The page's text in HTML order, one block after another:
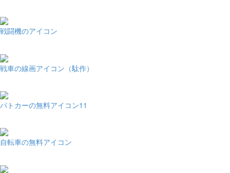
戦闘機のアイコン
戦車の線画アイコン（駄作）
パトカーの無料アイコン11
自転車の無料アイコン